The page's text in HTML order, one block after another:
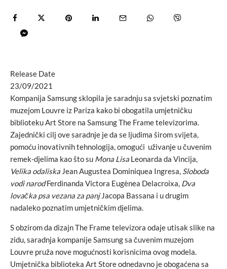
Release Date
23/09/2021
Kompanija Samsung sklopila je saradnju sa svjetski poznatim
muzejom Louvre iz Pariza kako bi obogatila umjetničku
biblioteku Art Store na Samsung The Frame televizorima.
Zajednički cilj ove saradnje je da se ljudima širom svijeta,
pomoću inovativnih tehnologija, omogući uživanje u čuvenim
remek-djelima kao što su Mona Lisa Leonarda da Vincija,
Velika odaliska Jean Augustea Dominiquea Ingresa, Sloboda
vodi narodFerdinanda Victora Eugènea Delacroixa, Dva
lovačka psa vezana za panjJacopa Bassana i u drugim
nadaleko poznatim umjetničkim djelima.
S obzirom da dizajn The Frame televizora odaje utisak slike na
zidu, saradnja kompanije Samsung sa čuvenim muzejom
Louvre pruža nove mogućnosti korisnicima ovog modela.
Umjetnička biblioteka Art Store odnedavno je obogaćena sa